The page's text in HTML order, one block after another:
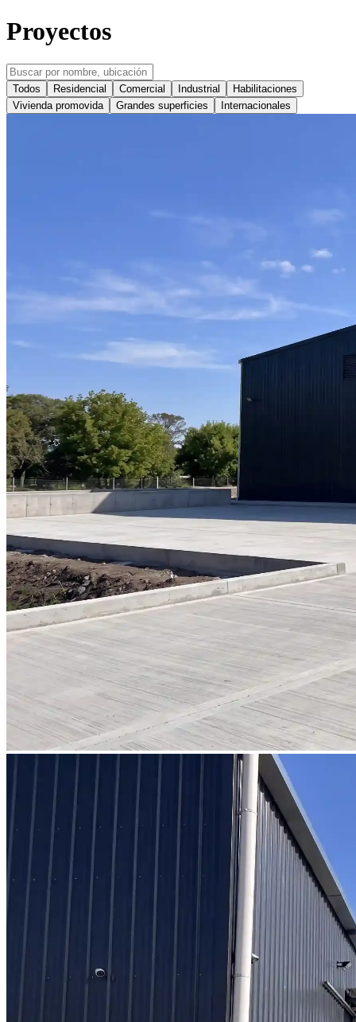
Proyectos
Todos Residencial Comercial Industrial
Habilitaciones
Vivienda promovida
Grandes superficies Internacionales